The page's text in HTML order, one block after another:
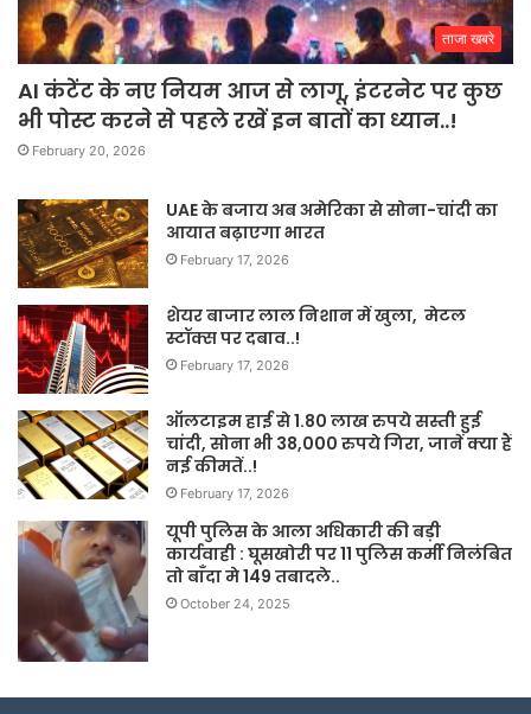
ताजा खबरे
AI कंटेंट के नए नियम आज से लागू, इंटरनेट पर कुछ
भी पोस्ट करने से पहले रखें इन बातों का ध्यान..!
February 20, 2026
UAE के बजाय अब अमेरिका से सोना-चांदी का
आयात बढ़ाएगा भारत
February 17, 2026
शेयर बाजार लाल निशान में खुला, मेटल
स्टॉक्स पर दबाव..!
February 17, 2026
ऑलटाइम हाई से 1.80 लाख रुपये सस्ती हुई
चांदी, सोना भी 38,000 रुपये गिरा, जानें क्या हैं
नई कीमतें..!
February 17, 2026
यूपी पुलिस के आला अधिकारी की बड़ी
कार्यवाही : घूसखोरी पर 11 पुलिस कर्मी निलंबित
तो बाँदा मे 149 तबादले..
October 24, 2025